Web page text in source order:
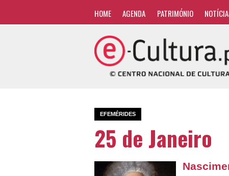
HOME AGENDA PATRIMÓNIO
EFEMÉRIDES
25 de Janeiro